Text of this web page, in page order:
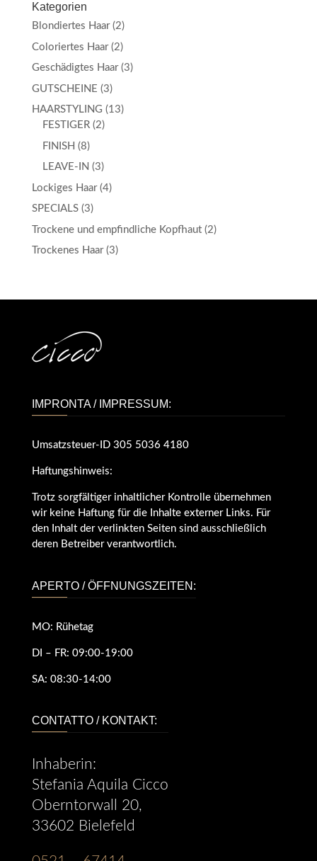
Kategorien
Blondiertes Haar (2)
Coloriertes Haar (2)
Geschädigtes Haar (3)
GUTSCHEINE (3)
HAARSTYLING (13)
FESTIGER (2)
FINISH (8)
LEAVE-IN (3)
Lockiges Haar (4)
SPECIALS (3)
Trockene und empfindliche Kopfhaut (2)
Trockenes Haar (3)
IMPRONTA / IMPRESSUM:
Umsatzsteuer-ID 305 5036 4180
Haftungshinweis:
Trotz sorgfältiger inhaltlicher Kontrolle übernehmen
wir keine Haftung für die Inhalte externer Links. Für
den Inhalt der verlinkten Seiten sind ausschließlich
deren Betreiber verantwortlich.
APERTO / ÖFFNUNGSZEITEN:
MO: Rühetag
DI – FR: 09:00-19:00
SA: 08:30-14:00
CONTATTO / KONTAKT:
Inhaberin:
Stefania Aquila Cicco
Oberntorwall 20,
33602 Bielefeld